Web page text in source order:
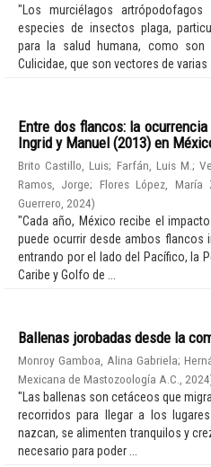
"Los murciélagos
especies de insectos plaga,
para la salud humana, como
Culicidae, que son vectores de varias ...
Entre dos flancos: la
Ingrid y Manuel (2013) en
Brito Castillo, Luis; Farfán, Luis M.;
Ramos, Jorge; Flores López, María
Guerrero 2024)
"Cada año, México recibe el
puede ocurrir desde ambos flancos
entrando por el lado del Pacífico, la
Caribe y Golfo de ...
Ballenas jorobadas desde la
Monroy Gamboa, Alina Gabriela;
Mexicana de Mastozoología A.C.
2024
"Las ballenas son cetáceos que
recorridos para llegar a los
nazcan, se alimenten tranquilos y
necesario para poder ...